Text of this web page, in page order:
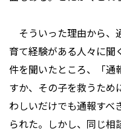
そういった理由から、
育て経験がある人々に聞
件を聞いたところ、「通
すか、その子を救うため
わしいだけでも通報すべ
られた。しかし、同じ相